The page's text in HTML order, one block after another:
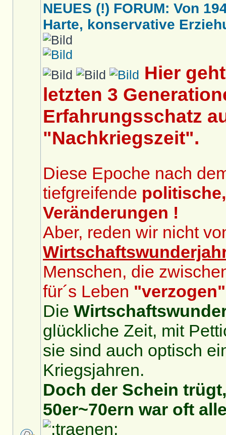
NEUES (!) FORUM: Von
Harte, konservative
Hier
letzten 3
Erfahrungsschatz
"Nachkriegszeit".
Diese Epoche nach
tiefgreifende
Veränderungen !
Aber, reden wir nicht
Menschen, die
für´s Leben "verzogen"
Die
glückliche Zeit, mit
sie sind auch optisch
Kriegsjahren.
Doch der Schein
50er~70ern war oft